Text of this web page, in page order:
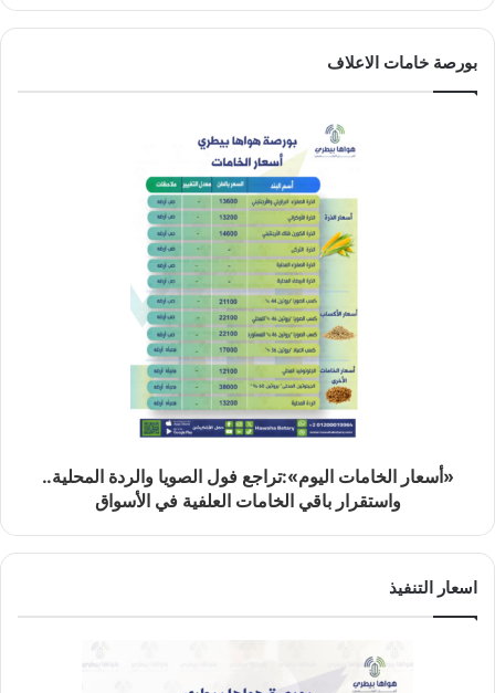
بورصة خامات الاعلاف
«أسعار الخامات اليوم»:تراجع فول الصويا والردة المحلية..
واستقرار باقي الخامات العلفية في الأسواق
اسعار التنفيذ